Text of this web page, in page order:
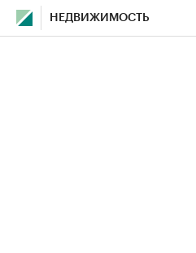
НЕДВИЖИМОСТЬ